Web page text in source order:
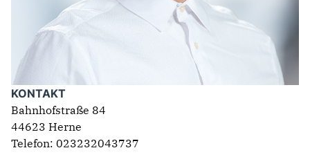
KONTAKT
Bahnhofstraße 84
44623 Herne
Telefon: 023232043737